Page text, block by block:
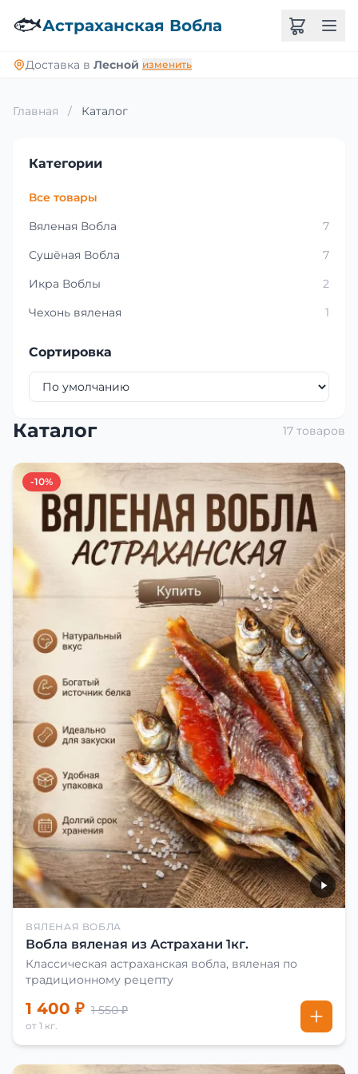
🐟Астраханская Вобла
Доставка в Лесной изменить
Главная / Каталог
Категории
Все товары
Вяленая Вобла
7
Сушёная Вобла
7
Икра Воблы
2
Чехонь вяленая
1
Сортировка
Каталог 17 товаров
-10%
ВЯЛЕНАЯ ВОБЛА
Вобла вяленая из Астрахани 1кг.
Классическая астраханская вобла, вяленая по
традиционному рецепту
1 400 ₽ 1 550 ₽
от 1 кг.